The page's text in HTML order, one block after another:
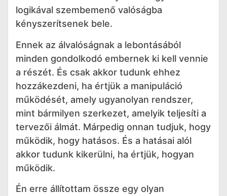
logikával szembemenő valóságba
kényszerítsenek bele.
Ennek az álvalóságnak a lebontásából
minden gondolkodó embernek ki kell vennie
a részét. És csak akkor tudunk ehhez
hozzákezdeni, ha értjük a manipuláció
működését, amely ugyanolyan rendszer,
mint bármilyen szerkezet, amelyik teljesíti a
tervezői álmát. Márpedig onnan tudjuk, hogy
működik, hogy hatásos. És a hatásai alól
akkor tudunk kikerülni, ha értjük, hogyan
működik.
Én erre állítottam össze egy olyan